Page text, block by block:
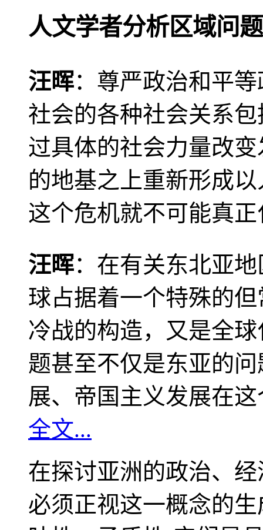
人文学者分析区域问题
汪晖：尊严政治和平
社会的各种社会关系
过具体的社会力量改
的地基之上重新形成
这个危机就不可能真
汪晖：在有关东北亚
球占据着一个特殊的
冷战的构造，又是全
题甚至不仅是东亚的
展、帝国主义发展在
全文...
在探讨亚洲的政治、
必须正视这一概念的